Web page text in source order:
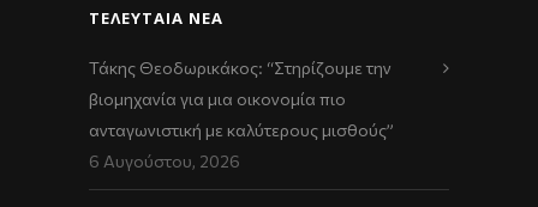
ΤΕΛΕΥΤΑΊΑ ΝΈΑ
Τάκης Θεοδωρικάκος: “Στηρίζουμε την
βιομηχανία για μια οικονομία πιο
ανταγωνιστική με καλύτερους μισθούς”
6 Αυγούστου, 2026